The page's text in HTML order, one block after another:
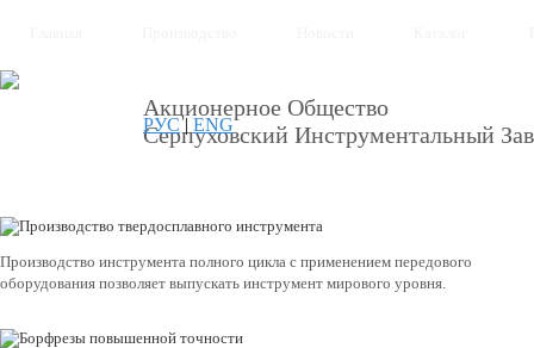
Акционерное Общество
Серпуховский Инструментальный
РУС| ENG
Производство инструмента полного цикла с применением передового
оборудования позволяет выпускать инструмент мирового уровня.